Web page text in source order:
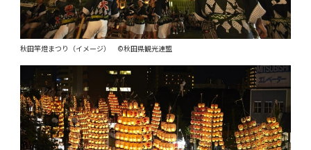
秋田竿燈まつり（イメージ） ©秋田県観光連盟